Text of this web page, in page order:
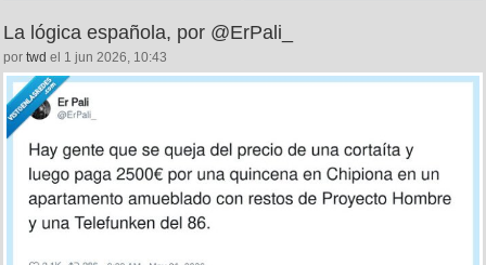
La lógica española, por @ErPali_
por twd el 1 jun 2026, 10:43